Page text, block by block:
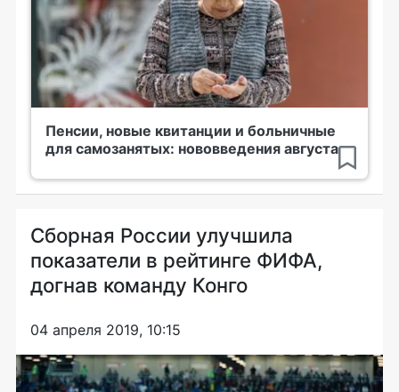
Пенсии, новые квитанции и больничные
для самозанятых: нововведения августа
Сборная России улучшила
показатели в рейтинге ФИФА,
догнав команду Конго
04 апреля 2019, 10:15